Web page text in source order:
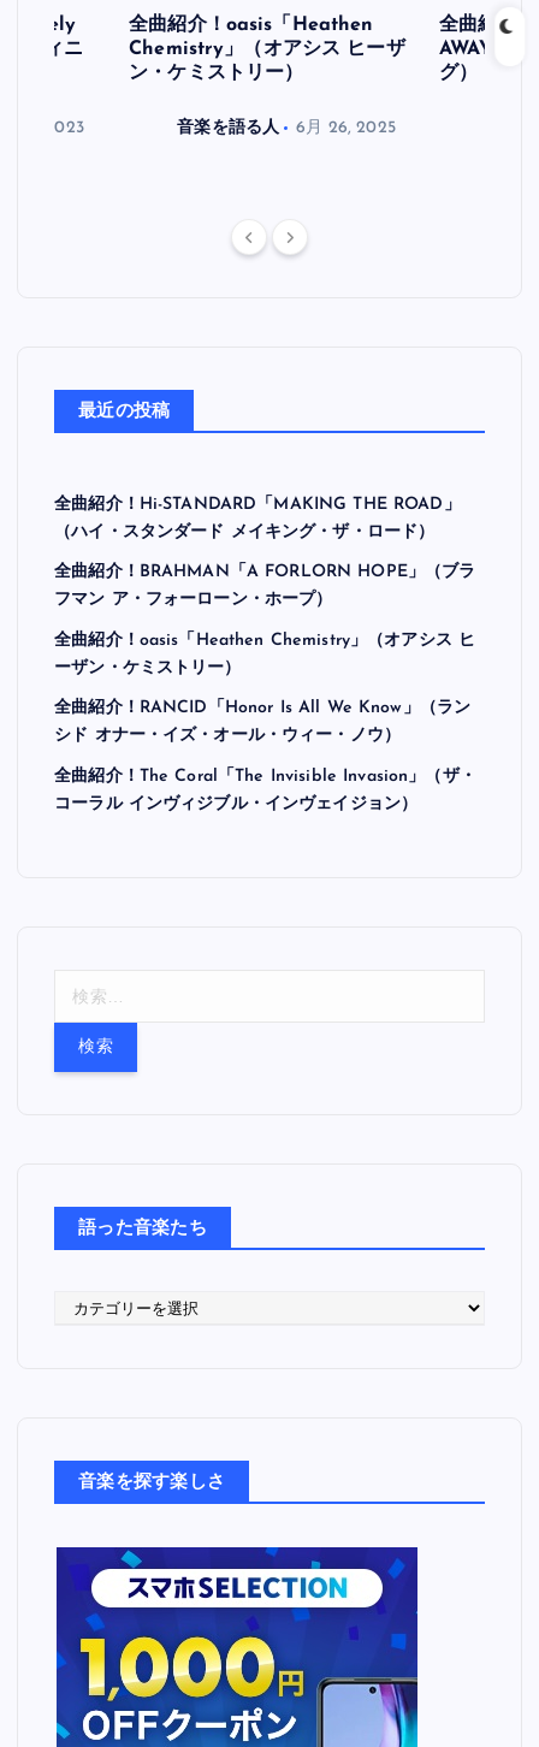
フィニ
30, 2023
全曲紹介！oasis「Heathen
Chemistry」（オアシス ヒーザ
ン・ケミストリー）
音楽を語る人 6月 26, 2025
全曲紹介
AWAY」
グ）
最近の投稿
全曲紹介！Hi-STANDARD「MAKING THE ROAD」
（ハイ・スタンダード メイキング・ザ・ロード）
全曲紹介！BRAHMAN「A FORLORN HOPE」（ブラ
フマン ア・フォーローン・ホープ）
全曲紹介！oasis「Heathen Chemistry」（オアシス ヒ
ーザン・ケミストリー）
全曲紹介！RANCID「Honor Is All We Know」（ラン
シド オナー・イズ・オール・ウィー・ノウ）
全曲紹介！The Coral「The Invisible Invasion」（ザ・
コーラル インヴィジブル・インヴェイジョン）
語った音楽たち
音楽を探す楽しさ